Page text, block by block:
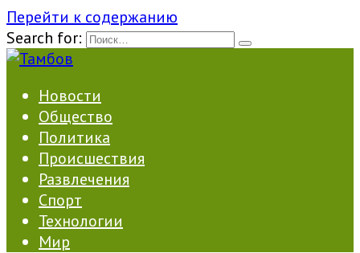
Перейти к содержанию
Search for:
Новости
Общество
Политика
Происшествия
Развлечения
Спорт
Технологии
Мир